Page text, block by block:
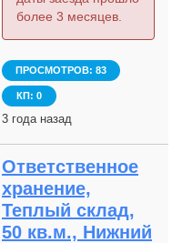
более 3 месяцев.
ПРОСМОТРОВ: 83
КП: 0
3 года назад
Ответственное
хранение,
Теплый склад,
50 кв.м., Нижний